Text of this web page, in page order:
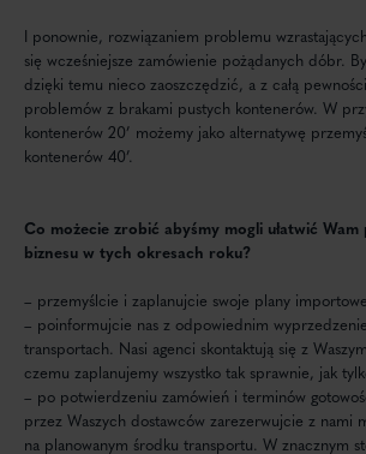
I ponownie, rozwiązaniem problemu
się wcześniejsze zamówienie pożądanych dóbr.
dzięki temu nieco zaoszczędzić, a z całą
problemów z brakami pustych kontenerów. W
kontenerów 20’ możemy jako alternatywę
kontenerów 40’.
Co możecie zrobić abyśmy mogli ułatwić
biznesu w tych okresach roku?
– przemyślcie i zaplanujcie swoje plany
– poinformujcie nas z odpowiednim
transportach. Nasi agenci skontaktują się z
czemu zaplanujemy wszystko tak sprawnie, jak
– po potwierdzeniu zamówień i terminów
przez Waszych dostawców zarezerwujcie z nami
na planowanym środku transportu. W znacznym